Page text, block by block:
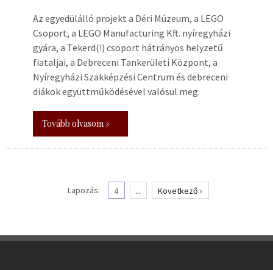
Az egyedülálló projekt a Déri Múzeum, a LEGO
Csoport, a LEGO Manufacturing Kft. nyíregyházi
gyára, a Tekerd(!) csoport hátrányos helyzetű
fiataljai, a Debreceni Tankerületi Központ, a
Nyíregyházi Szakképzési Centrum és debreceni
diákok együttműködésével valósul meg.
Tovább olvasom »
Lapozás: 4 ... Következő ›